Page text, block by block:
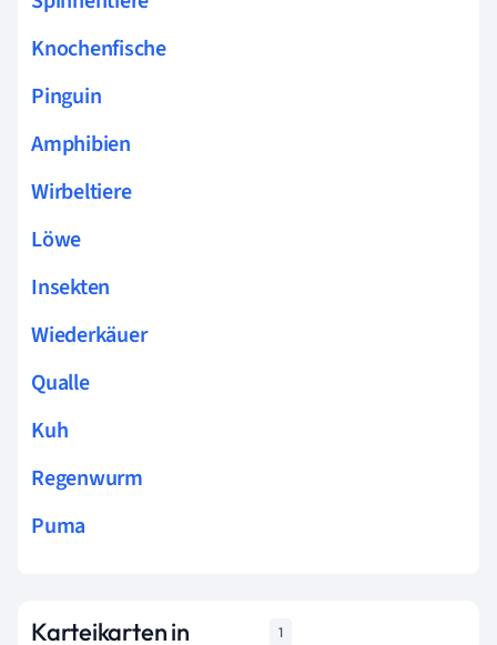
Knochenfische
Pinguin
Amphibien
Wirbeltiere
Löwe
Insekten
Wiederkäuer
Qualle
Kuh
Regenwurm
Puma
Karteikarten in
1